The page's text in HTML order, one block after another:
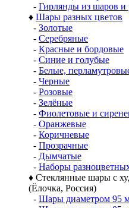
- Гирлянды из шаров и
♦ Шары разных цветов
- Золотые
- Серебряные
- Красные и бордовые
- Синие и голубые
- Белые,
- Черные
- Розовые
- Зелёные
- Фиолетовые и
- Оранжевые
- Коричневые
- Прозрачные
- Дымчатые
- Наборы
♦ Стеклянные шары с
(Ёлочка, Россия)
- Шары диаметром 95